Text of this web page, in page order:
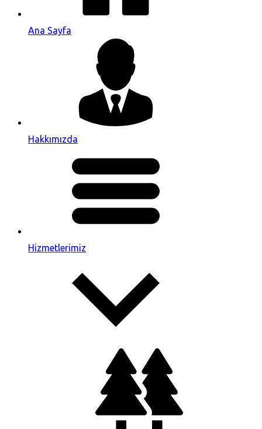
Ana Sayfa
Hakkımızda
Hizmetlerimiz